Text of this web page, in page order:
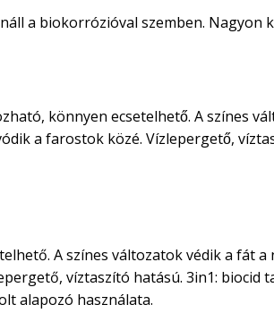
a biokorrózióval szemben.
könnyen ecsetelhető. A színes
a farostok közé. Vízlepergető,
A színes változatok védik a fát a
víztaszító hatású. 3in1: biocid
alapozó használata.